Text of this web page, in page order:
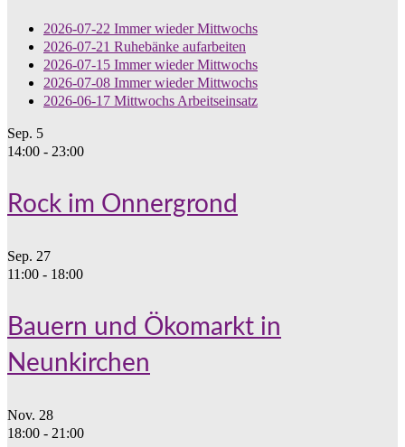
2026-07-22 Immer wieder Mittwochs
2026-07-21 Ruhebänke aufarbeiten
2026-07-15 Immer wieder Mittwochs
2026-07-08 Immer wieder Mittwochs
2026-06-17 Mittwochs Arbeitseinsatz
Sep. 5
14:00 - 23:00
Rock im Onnergrond
Sep. 27
11:00 - 18:00
Bauern und Ökomarkt in
Neunkirchen
Nov. 28
18:00 - 21:00